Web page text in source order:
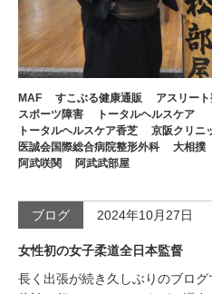
MAF すこぶる健康通販 アスリー
スポーツ障害
トータルヘルスケア
トータルヘルスケア香芝
京阪クリニ
医誠会国際総合病院整形外科
大相撲
阿武咲関
阿武武部屋
ブログ 2024年10月27日
女性初の女子柔道全日本監督
長く出張が続き久しぶりのブロ